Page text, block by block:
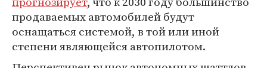
продаваемых автомобилей будут
оснащаться системой, в той или иной
степени являющейся автопилотом.